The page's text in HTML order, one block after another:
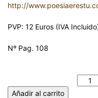
http://
PVP: 12 Euros (IVA
Nº Pag. 108
Añadir al carrito